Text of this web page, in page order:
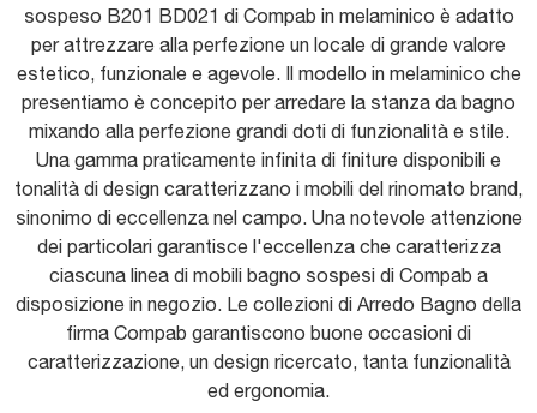
sospeso B201 BD021 di Compab in melaminico è adatto
per attrezzare alla perfezione un locale di grande valore
estetico, funzionale e agevole. Il modello in melaminico che
presentiamo è concepito per arredare la stanza da bagno
mixando alla perfezione grandi doti di funzionalità e stile.
Una gamma praticamente infinita di finiture disponibili e
tonalità di design caratterizzano i mobili del rinomato brand,
sinonimo di eccellenza nel campo. Una notevole attenzione
dei particolari garantisce l'eccellenza che caratterizza
ciascuna linea di mobili bagno sospesi di Compab a
disposizione in negozio. Le collezioni di Arredo Bagno della
firma Compab garantiscono buone occasioni di
caratterizzazione, un design ricercato, tanta funzionalità
ed ergonomia.